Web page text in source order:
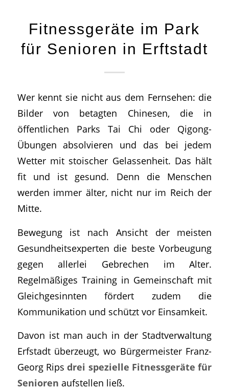
Fitnessgeräte im Park
für Senioren in Erftstadt
Wer kennt sie nicht aus dem Fernsehen: die
Bilder von betagten Chinesen, die in
öffentlichen Parks Tai Chi oder Qigong-
Übungen absolvieren und das bei jedem
Wetter mit stoischer Gelassenheit. Das hält
fit und ist gesund. Denn die Menschen
werden immer älter, nicht nur im Reich der
Mitte.
Bewegung ist nach Ansicht der meisten
Gesundheitsexperten die beste Vorbeugung
gegen allerlei Gebrechen im Alter.
Regelmäßiges Training in Gemeinschaft mit
Gleichgesinnten fördert zudem die
Kommunikation und schützt vor Einsamkeit.
Davon ist man auch in der Stadtverwaltung
Erfstadt überzeugt, wo Bürgermeister Franz-
Georg Ripsdrei spezielle Fitnessgeräte für
Senioren aufstellen ließ.